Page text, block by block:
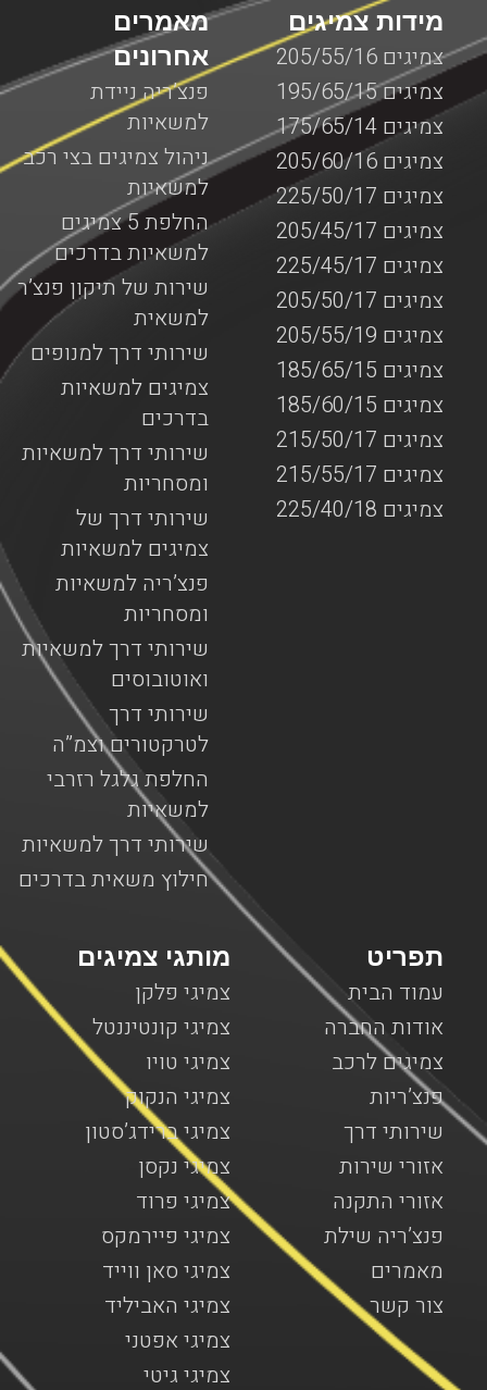
מאמרים
אחרונים
פנצ’ריה ניידת
למשאיות
ניהול צמיגים בצי רכב
למשאיות
החלפת 5 צמיגים
למשאיות בדרכים
שירות של תיקון פנצ’ר
למשאית
שירותי דרך למנופים
צמיגים למשאיות
בדרכים
שירותי דרך למשאיות
ומסחריות
שירותי דרך של
צמיגים למשאיות
פנצ’ריה למשאיות
ומסחריות
שירותי דרך למשאיות
ואוטובוסים
שירותי דרך
לטרקטורים וצמ”ה
החלפת גלגל רזרבי
למשאיות
שירותי דרך למשאיות
חילוץ משאית בדרכים
מידות צמיגים
צמיגים 205/55/16
צמיגים 195/65/15
צמיגים 175/65/14
צמיגים 205/60/16
צמיגים 225/50/17
צמיגים 205/45/17
צמיגים 225/45/17
צמיגים 205/50/17
צמיגים 205/55/19
צמיגים 185/65/15
צמיגים 185/60/15
צמיגים 215/50/17
צמיגים 215/55/17
צמיגים 225/40/18
מותגי צמיגים
צמיגי פלקן
צמיגי קונטיננטל
צמיגי טויו
צמיגי הנקוק
צמיגי ברידג’סטון
צמיגי נקסן
צמיגי פרוד
צמיגי פיירמקס
צמיגי סאן ווייד
צמיגי האביליד
צמיגי אפטני
צמיגי גיטי
תפריט
עמוד הבית
אודות החברה
צמיגים לרכב
פנצ’ריות
שירותי דרך
אזורי שירות
אזורי התקנה
פנצ’ריה שילת
מאמרים
צור קשר